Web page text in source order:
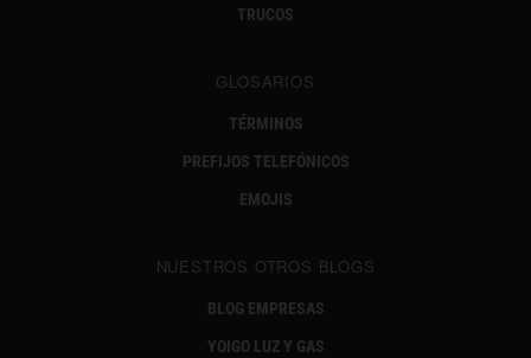
TRUCOS
GLOSARIOS
TÉRMINOS
PREFIJOS TELEFÓNICOS
EMOJIS
NUESTROS OTROS BLOGS
BLOG EMPRESAS
YOIGO LUZ Y GAS